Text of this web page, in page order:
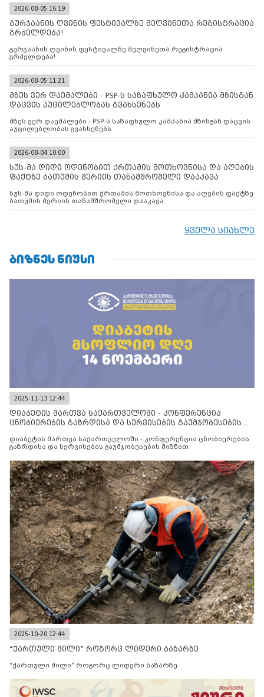
2026-08-05 16:19
გურჯაანის ღვინის ფესტივალზე მეღვინეთა რეგისტრაცია
გრძელდება!
გურჯაანის ღვინის ფესტივალზე მეღვინეთა რეგისტრაცია
გრძელდება!
2026-08-05 11:21
მზეს ვერ დაემალები - PSP-ს საზაფხულო კამპანია მზისგან
დაცვის აუცილებლობას გვახსენებს
მზეს ვერ დაემალები - PSP-ს საზაფხულო კამპანია მზისგან დაცვის
აუცილებლობას გვახსენებს
2026-08-04 10:00
სუს-მა დიდი ოდენობით ქრთამის მოთხოვნისა და აღების
ფაქტზე ბათუმის მერიის თანამშრომელი დააკავა
სუს-მა დიდი ოდენობით ქრთამის მოთხოვნისა და აღების ფაქტზე
ბათუმის მერიის თანამშრომელი დააკავა
ყველა სიახლე
ᲑᲘᲖᲜᲔᲡ ᲜᲘᲣᲡᲘ
2025-11-13 12:44
დიაბეტის მართვა საქართველოში - კონფერენცია
ცნობიერების გაზრდისა და სერვისების გაუმჯობესების
დიაბეტის მართვა საქართველოში - კონფერენცია ცნობიერების
გაზრდისა და სერვისების გაუმჯობესების მიზნით
2025-10-20 12:44
“ქართული მილი” როგორც ლიდერი ბაზარზე
“ქართული მილი” როგორც ლიდერი ბაზარზე